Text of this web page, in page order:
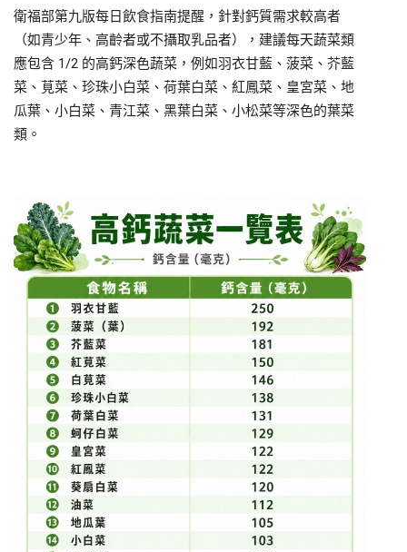
衛福部第九版每日飲食指南提醒，針對鈣質需求較高者
（如青少年、高齡者或不攝取乳品者），建議每天蔬菜類
應包含 1/2 的高鈣深色蔬菜，例如羽衣甘藍、菠菜、芥藍
菜、莧菜、珍珠小白菜、荷葉白菜、紅鳳菜、皇宮菜、地
瓜葉、小白菜、青江菜、黑葉白菜、小松菜等深色的葉菜
類。